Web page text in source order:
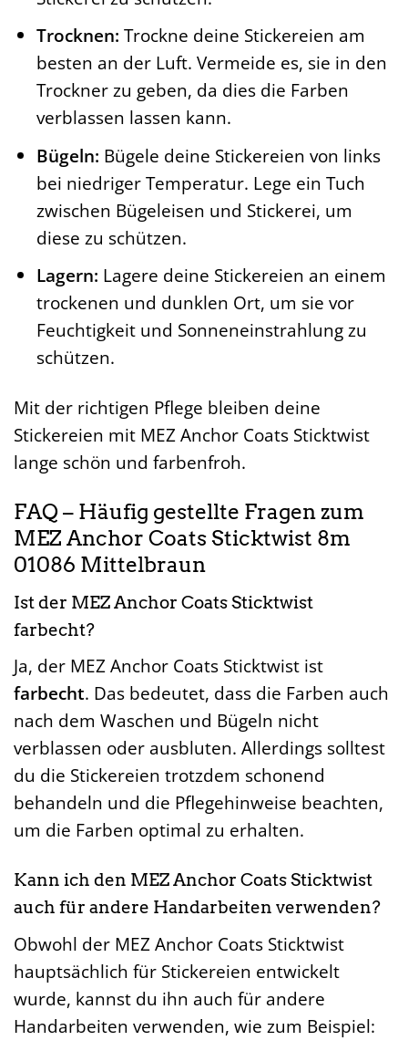
Trocknen: Trockne deine Stickereien am
besten an der Luft. Vermeide es, sie in den
Trockner zu geben, da dies die Farben
verblassen lassen kann.
Bügeln: Bügele deine Stickereien von links
bei niedriger Temperatur. Lege ein Tuch
zwischen Bügeleisen und Stickerei, um
diese zu schützen.
Lagern: Lagere deine Stickereien an einem
trockenen und dunklen Ort, um sie vor
Feuchtigkeit und Sonneneinstrahlung zu
schützen.
Mit der richtigen Pflege bleiben deine
Stickereien mit MEZ Anchor Coats Sticktwist
lange schön und farbenfroh.
FAQ – Häufig gestellte Fragen zum
MEZ Anchor Coats Sticktwist 8m
01086 Mittelbraun
Ist der MEZ Anchor Coats Sticktwist
farbecht?
Ja, der MEZ Anchor Coats Sticktwist ist
farbecht. Das bedeutet, dass die Farben auch
nach dem Waschen und Bügeln nicht
verblassen oder ausbluten. Allerdings solltest
du die Stickereien trotzdem schonend
behandeln und die Pflegehinweise beachten,
um die Farben optimal zu erhalten.
Kann ich den MEZ Anchor Coats Sticktwist
auch für andere Handarbeiten verwenden?
Obwohl der MEZ Anchor Coats Sticktwist
hauptsächlich für Stickereien entwickelt
wurde, kannst du ihn auch für andere
Handarbeiten verwenden, wie zum Beispiel: